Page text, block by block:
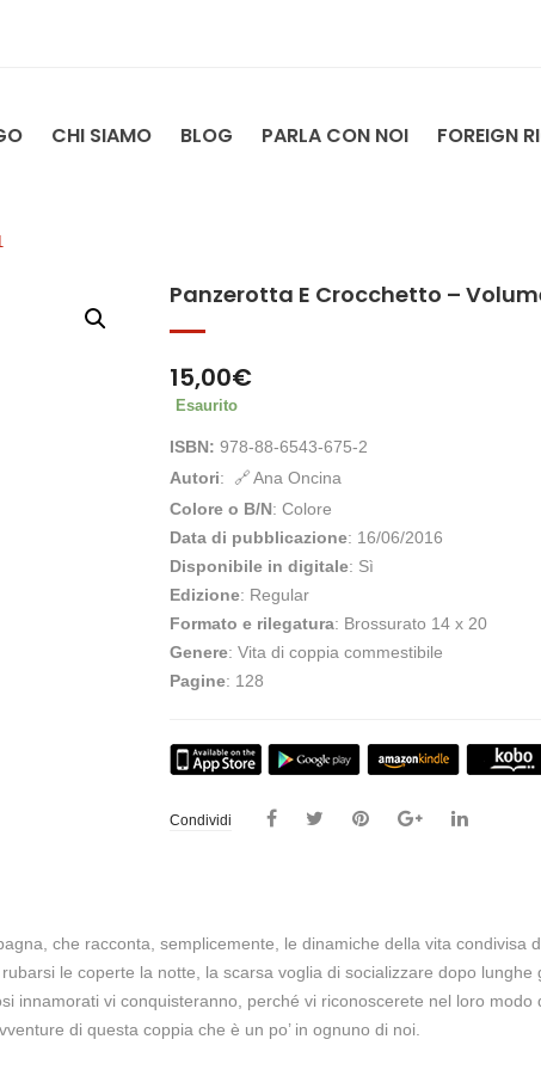
CHI SIAMO BLOG PARLA CON NOI FOREIGN
Panzerotta E Crocchetto –
15,00€
Esaurito
ISBN: 978-88-6543-675-2
Autori:
Ana Oncina
Colore o B/N: Colore
Data di pubblicazione: 16/06/2016
Disponibile in digitale: Sì
Edizione: Regular
Formato e rilegatura: Brossurato 14 x 20
Genere: Vita di coppia commestibile
Pagine: 128
Condividi
che racconta, semplicemente, le dinamiche della vita condivisa
le coperte la notte, la scarsa voglia di socializzare dopo
innamorati vi conquisteranno, perché vi riconoscerete nel loro
di questa coppia che è un po’ in ognuno di noi.